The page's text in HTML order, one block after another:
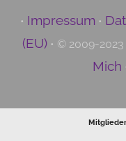
• Impressum •
(EU) • © 2009-
Mich